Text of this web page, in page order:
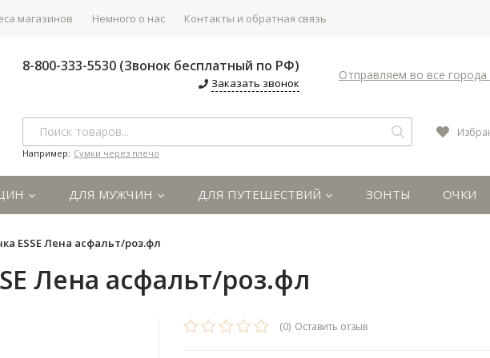
магазинов Немного о нас Контакты и обратная связь
8-800-333-5530 (Звонок бесплатный по РФ)
Заказать звонок
Отправляем во все города
Например: Сумки через плечо
ДЛЯ МУЖЧИН ДЛЯ ПУТЕШЕСТВИЙ ЗОНТЫ ОЧКИ
ESSE Лена асфальт/роз.фл
Лена асфальт/роз.фл
(0) Оставить отзыв